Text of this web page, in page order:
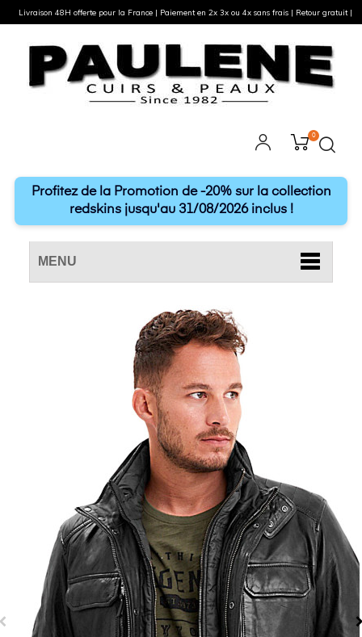
0
Profitez de la Promotion de -20% sur la collection
redskins jusqu'au 31/08/2026 inclus !
MENU
Livraison 48H offerte pour la France | Paiement en 2x 3x ou 4x sans frais | Retour gratuit |